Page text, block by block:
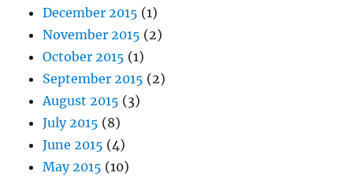
December 2015 (1)
November 2015 (2)
October 2015 (1)
September 2015 (2)
August 2015 (3)
July 2015 (8)
June 2015 (4)
May 2015 (10)